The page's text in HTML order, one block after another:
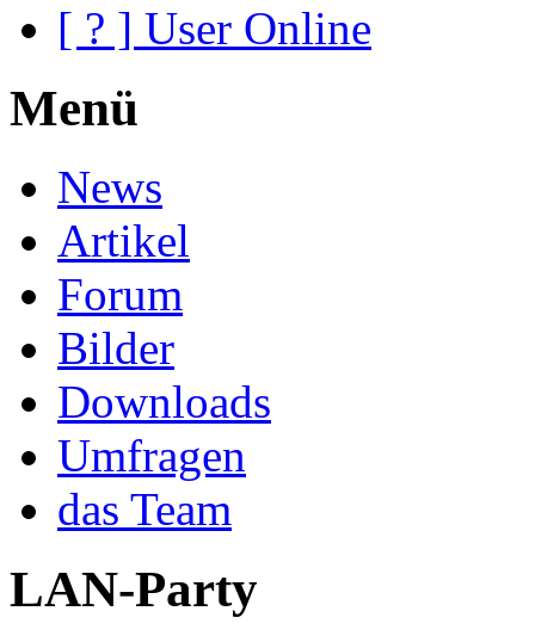
[ ? ] User Online
Menü
News
Artikel
Forum
Bilder
Downloads
Umfragen
das Team
LAN-Party